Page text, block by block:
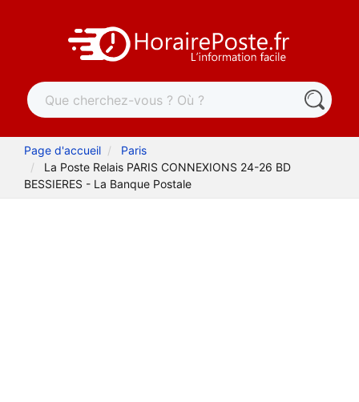
Page d'accueil
Paris
La Poste Relais PARIS CONNEXIONS 24-26 BD
BESSIERES - La Banque Postale